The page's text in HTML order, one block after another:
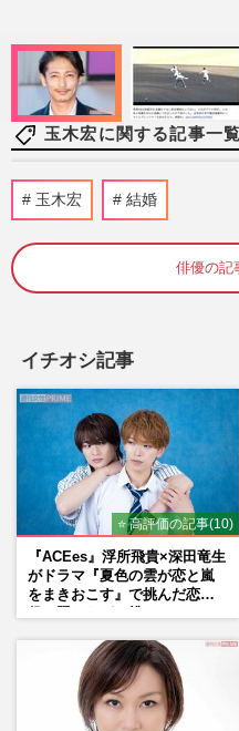
玉木宏に関する記事一覧
NHK朝ドラ
朝から視聴
週刊女性2026年
週刊女性2026年
玉木宏、ド
険調査員・
会で銅メダ
週刊女性2026年
木南晴夏、
査員・天
週刊女性2026年
《理想の
玉木宏 結婚
俳優の記
イチオシ記事
⭐ 高評価の記事(10)
『ACEes』浮所飛貴×深田竜生
がドラマ『夏色の雲が恋と嵐
をまきおこす』で挑んだ恋人